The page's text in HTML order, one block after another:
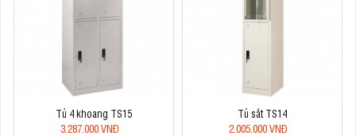
Tủ 4 khoang TS15
3.287.000 VNĐ
Tủ sắt TS14
2.005.000 VNĐ